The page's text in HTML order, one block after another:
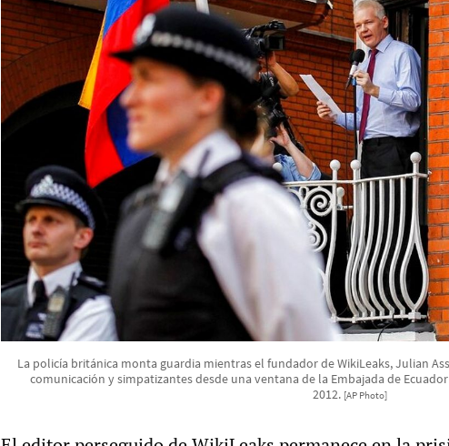
La policía británica monta guardia mientras el fundador de WikiLeaks, Julian
comunicación y simpatizantes desde una ventana de la Embajada de
2012. [AP Photo]